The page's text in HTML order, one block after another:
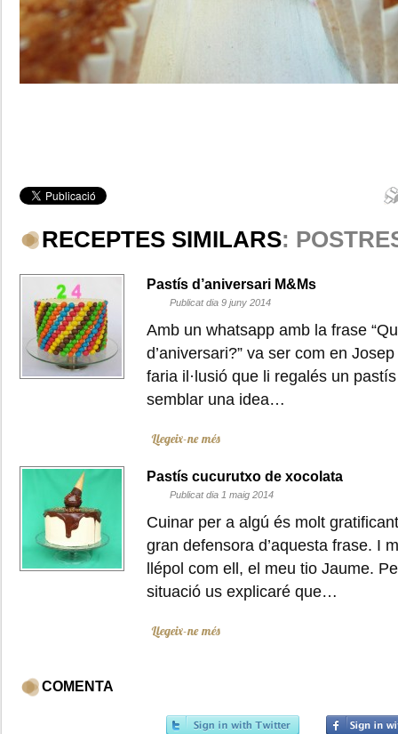
RECEPTES SIMILARS:
Pastís d’aniversari M&Ms
Publicat dia 9 juny 2014
Amb un whatsapp amb la frase
d’aniversari?” va ser com en
faria il·lusió que li regalés un
semblar una idea…
Llegeix-ne més
Pastís cucurutxo de xocolata
Publicat dia 1 maig 2014
Cuinar per a algú és molt
gran defensora d’aquesta frase. I
llépol com ell, el meu tio Jaume.
situació us explicaré que…
Llegeix-ne més
COMENTA